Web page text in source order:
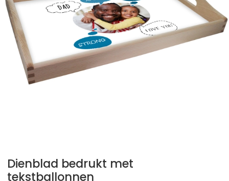
Dienblad bedrukt met
tekstballonnen